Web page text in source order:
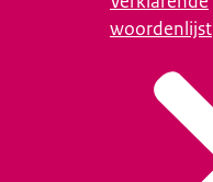
woordenlijst